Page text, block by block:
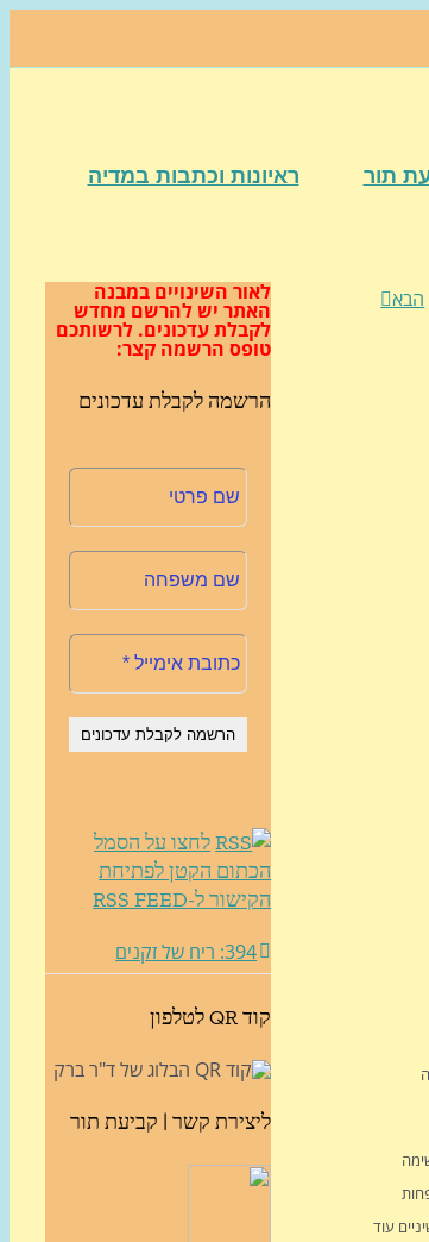
תור
ראיונות וכתבות במדיה
הבא
עוד
לאור השינויים במבנה
האתר יש להרשם מחדש
לקבלת עדכונים. לרשותכם
טופס הרשמה קצר:
הרשמה לקבלת עדכונים
לחצו על הסמל
הכתום הקטן לפתיחת
הקישור ל-RSS FEED
394: ריח של זקנים
קוד QR לטלפון
ליצירת קשר | קביעת תור